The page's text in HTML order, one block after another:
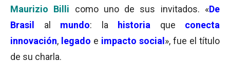
Maurizio Billi como uno de sus invitados. «De
Brasil
al mundo: la historia que conecta
innovación, legado e impacto social », fue el título
de su charla.